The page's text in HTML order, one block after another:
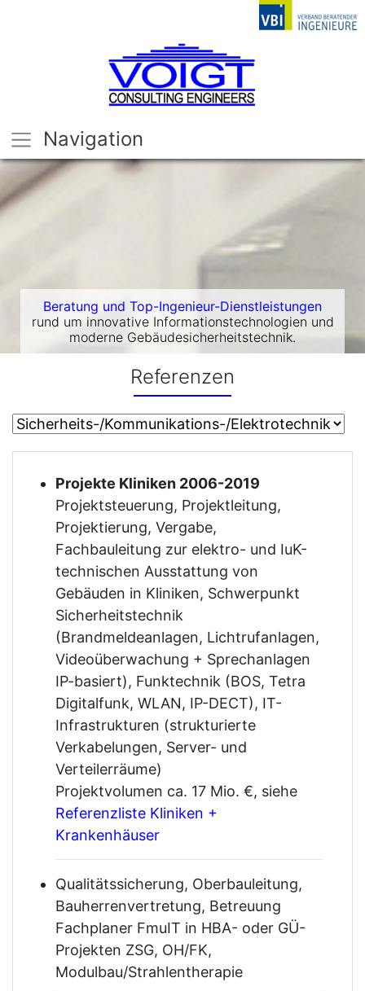
Navigation
Beratung und Top-Ingenieur-Dienstleistungen
rund um innovative Informationstechnologien und
moderne Gebäudesicherheitstechnik.
Referenzen
Projekte Kliniken 2006-2019
Projektsteuerung, Projektleitung,
Projektierung, Vergabe,
Fachbauleitung zur elektro- und IuK-
technischen Ausstattung von
Gebäuden in Kliniken, Schwerpunkt
Sicherheitstechnik
(Brandmeldeanlagen, Lichtrufanlagen,
Videoüberwachung + Sprechanlagen
IP-basiert), Funktechnik (BOS, Tetra
Digitalfunk, WLAN, IP-DECT), IT-
Infrastrukturen (strukturierte
Verkabelungen, Server- und
Verteilerräume)
Projektvolumen ca. 17 Mio. €, siehe
Referenzliste Kliniken +
Krankenhäuser
Qualitätssicherung, Oberbauleitung,
Bauherrenvertretung, Betreuung
Fachplaner FmuIT in HBA- oder GÜ-
Projekten ZSG, OH/FK,
Modulbau/Strahlentherapie